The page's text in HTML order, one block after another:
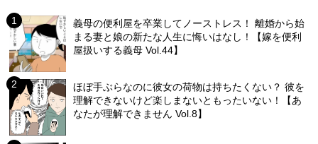
義母の便利屋を卒業してノーストレス！ 離婚から始
まる妻と娘の新たな人生に悔いはなし！【嫁を便利
屋扱いする義母 Vol.44】
ほぼ手ぶらなのに彼女の荷物は持ちたくない？ 彼を
理解できないけど楽しまないともったいない！【あ
なたが理解できません Vol.8】